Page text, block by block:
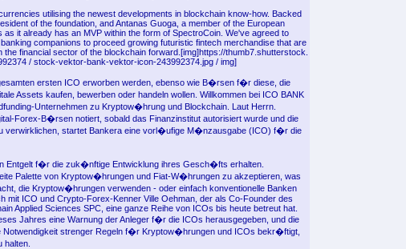
utilising the newest developments in blockchain know-how. Backed
of the foundation, and Antanas Guoga, a member of the European
it already has an MVP within the form of SpectroCoin. We've agreed to
companions to proceed growing futuristic fintech merchandise that are
financial sector of the blockchain forward.[img]https://thumb7.shutterstock.
/ stock-vektor-bank-vektor-icon-243992374.jpg / img]
ersten ICO erworben werden, ebenso wie B�rsen f�r diese, die
Assets kaufen, bewerben oder handeln wollen. Willkommen bei ICO BANK
Unternehmen zu Kryptow�hrung und Blockchain. Laut Herrn.
Forex-B�rsen notiert, sobald das Finanzinstitut autorisiert wurde und die
verwirklichen, startet Bankera eine vorl�ufige M�nzausgabe (ICO) f�r die
Entgelt f�r die zuk�nftige Entwicklung ihres Gesch�fts erhalten.
Palette von Kryptow�hrungen und Fiat-W�hrungen zu akzeptieren, was
die Kryptow�hrungen verwenden - oder einfach konventionelle Banken
mit ICO und Crypto-Forex-Kenner Ville Oehman, der als Co-Founder des
Applied Sciences SPC, eine ganze Reihe von ICOs bis heute betreut hat.
Jahres eine Warnung der Anleger f�r die ICOs herausgegeben, und die
strenger Regeln f�r Kryptow�hrungen und ICOs bekr�ftigt,